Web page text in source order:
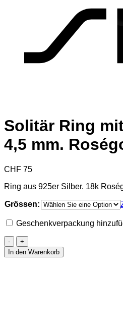
Solitär Ring
4,5 mm.
CHF 75
Ring aus 925er Silber. 18k
Grössen:
Geschenkverpackung
Solitär
Ring
mit
In den Warenkorb